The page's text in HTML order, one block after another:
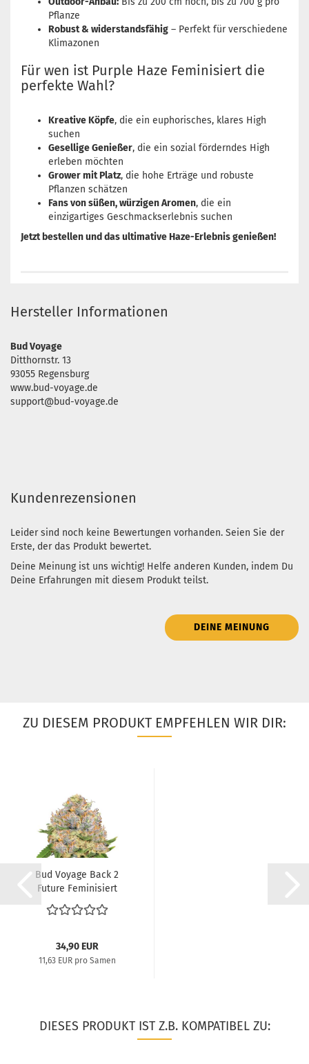
Pflanze
Robust & widerstandsfähig – Perfekt für verschiedene
Klimazonen
Für wen ist Purple Haze Feminisiert die
perfekte Wahl?
Kreative Köpfe, die ein euphorisches, klares High
suchen
Gesellige Genießer, die ein sozial förderndes High
erleben möchten
Grower mit Platz, die hohe Erträge und robuste
Pflanzen schätzen
Fans von süßen, würzigen Aromen, die ein
einzigartiges Geschmackserlebnis suchen
Jetzt bestellen und das ultimative Haze-Erlebnis genießen!
Hersteller Informationen
Bud Voyage
Ditthornstr. 13
93055 Regensburg
www.bud-voyage.de
support@bud-voyage.de
Kundenrezensionen
Leider sind noch keine Bewertungen vorhanden. Seien Sie der
Erste, der das Produkt bewertet.
Deine Meinung ist uns wichtig! Helfe anderen Kunden, indem Du
Deine Erfahrungen mit diesem Produkt teilst.
DEINE MEINUNG
ZU DIESEM PRODUKT EMPFEHLEN WIR DIR:
Bud Voyage Back 2
Future Feminisiert
34,90 EUR
11,63 EUR pro Samen
DIESES PRODUKT IST Z.B. KOMPATIBEL ZU: